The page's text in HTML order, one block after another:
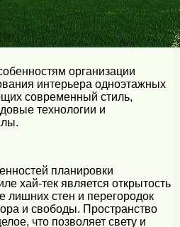
организации
интерьера одноэтажных
современный стиль,
технологии и
планировки
хай-тек является открытость
лишних стен и перегородок
и свободы. Пространство
что позволяет свету и